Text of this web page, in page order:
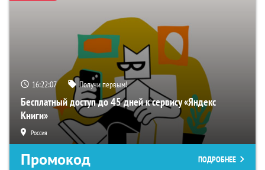
16:22:06 Получи первым!
Бесплатный доступ до 45 дней к сервису «Яндекс
Книги»
Россия
Промокод ПОДРОБНЕЕ